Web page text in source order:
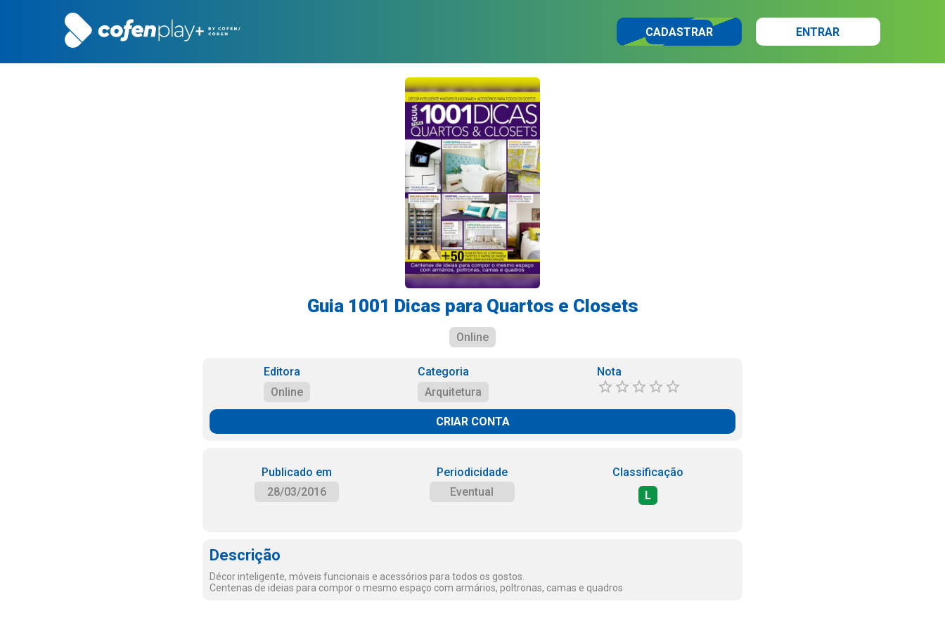
CADASTRAR ENTRAR
Guia 1001 Dicas para Quartos e Closets
Online
Editora
Online
Categoria
Arquitetura
Nota
CRIAR CONTA
Publicado em
28/03/2016
Periodicidade
Eventual
Classificação
L
Descrição
Décor inteligente, móveis funcionais e acessórios para todos os gostos.
Centenas de ideias para compor o mesmo espaço com armários, poltronas, camas e quadros